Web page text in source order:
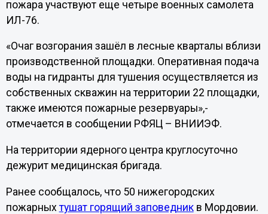
пожара участвуют еще четыре военных самолета
ИЛ-76.
«Очаг возгорания зашёл в лесные кварталы вблизи
производственной площадки. Оперативная подача
воды на гидранты для тушения осуществляется из
собственных скважин на территории 22 площадки,
также имеются пожарные резервуары»,-
отмечается в сообщении РФЯЦ – ВНИИЭФ.
На территории ядерного центра круглосуточно
дежурит медицинская бригада.
Ранее сообщалось, что 50 нижегородских
пожарных тушат горящий заповедникв Мордовии.